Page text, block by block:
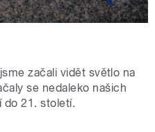
začali vidět světlo na
se nedaleko našich
do 21. století.